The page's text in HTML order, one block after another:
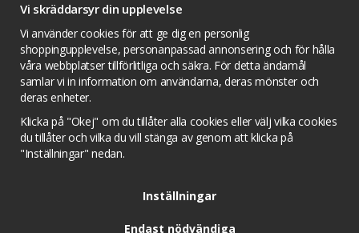
Villkor Kontakta oss
Facebook
Twitter
YouTube
Prisjakt
Integritets sekretesspolicy
Tävlingsvillkor
Om cookies
Cookie inställningar
Vi skräddarsyr din upplevelse
Vi använder cookies för att ge dig en personlig
shoppingupplevelse, personanpassad annonsering och för hålla
våra webbplatser tillförlitliga och säkra. För detta ändamål
samlar vi in information om användarna, deras mönster och
deras enheter.
Klicka på "Okej" om du tillåter alla cookies eller välj vilka cookies
du tillåter och vilka du vill stänga av genom att klicka på
"Inställningar" nedan.
Inställningar
Endast nödvändiga